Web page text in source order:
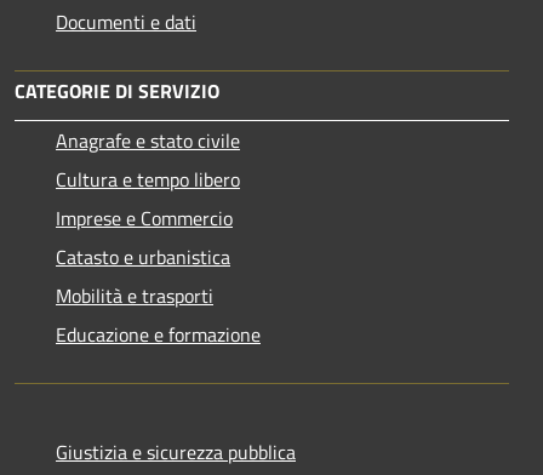
Documenti e dati
CATEGORIE DI SERVIZIO
Anagrafe e stato civile
Cultura e tempo libero
Imprese e Commercio
Catasto e urbanistica
Mobilità e trasporti
Educazione e formazione
Giustizia e sicurezza pubblica